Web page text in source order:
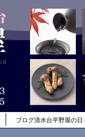
ブログ清水台平野屋の日